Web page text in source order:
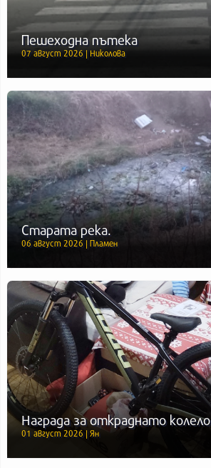
Пешеходна пътека
07 август 2026 | Николова
Старата река.
06 август 2026 | Пламен
Награда за откраднато колело
01 август 2026 | Ян